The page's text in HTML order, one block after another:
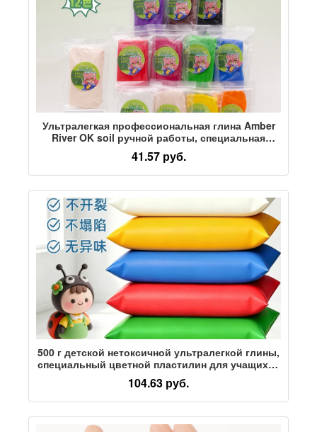
Ультралегкая профессиональная глина Amber
River OK soil ручной работы, специальная
упаковка для начинающих, цветная глина
профессионального качества, пластилин
41.57 руб.
500 г детской нетоксичной ультралегкой глины,
специальный цветной пластилин для учащихся
начальной школы, 500 г большой упаковки,
белая, черная, коричневая глина, материалы
для изготовления поделок ручной работы в
космическая глина
104.63 руб.